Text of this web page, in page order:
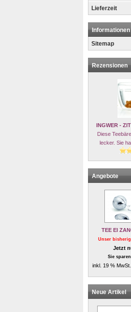
Lieferzeit
Informationen
Sitemap
Rezensionen
INGWER -
Diese
lecker. Sie
Angebote
TEE EI
Unser
Jetzt
Sie
inkl. 19 %
Neue Artikel